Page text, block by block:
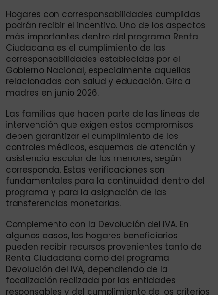
Hogares con corresponsabilidades cumplidas
podrán recibir el incentivo. Uno de los aspectos
más importantes dentro del programa Renta
Ciudadana es el cumplimiento de las
corresponsabilidades establecidas por el
Gobierno Nacional, especialmente aquellas
relacionadas con salud y educación. Giro a
madres en junio 2026.
Las familias que hacen parte de las líneas de
intervención que exigen estos compromisos
deben garantizar el cumplimiento de los
controles médicos, esquemas de atención y
asistencia escolar de los menores, según
corresponda. Estas verificaciones son
fundamentales para la continuidad dentro del
programa y para la asignación de las
transferencias monetarias.
Complemento con la Devolución del IVA. En
algunos casos, los hogares beneficiarios
pueden recibir recursos provenientes tanto de
Renta Ciudadana como del programa
Devolución del IVA, dependiendo de la
focalización realizada por las entidades
responsables y del cumplimiento de los criterios